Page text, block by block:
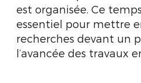
est organisée. Ce
essentiel pour mettre
recherches devant un
l’avancée des travaux